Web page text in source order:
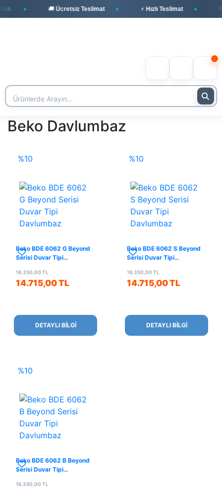
🚚 Ücretsiz Teslimat ⚡ Hızlı Teslimat 🛡️
Beko Davlumbaz
%10
Beko BDE 6062 G Beyond
Serisi Duvar Tipi
14.715,00 TL
16.350,00 TL
DETAYLI BİLGİ
%10
Beko BDE 6062 S Beyond
Serisi Duvar Tipi
14.715,00 TL
16.350,00 TL
DETAYLI BİLGİ
%10
Beko BDE 6062 B Beyond
Serisi Duvar Tipi
16.350,00 TL